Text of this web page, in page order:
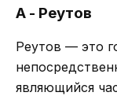
А - Реутов
Реутов — это
являющийся